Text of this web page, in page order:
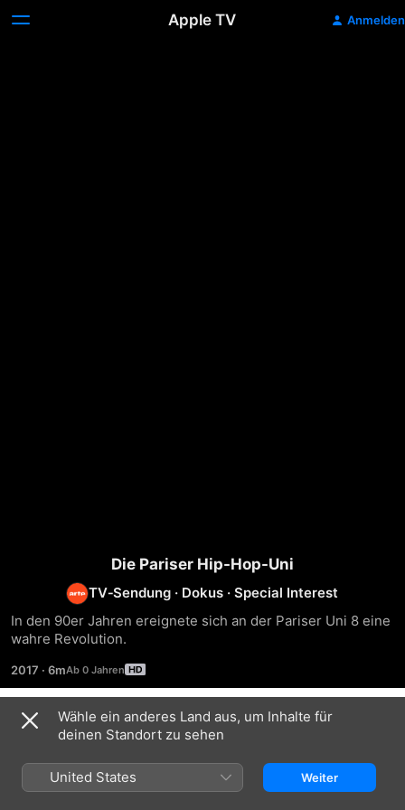
Apple TV Anmelden
Die Pariser Hip-Hop-Uni
TV‑Sendung · Dokus ·Special Interest
In den 90er Jahren ereignete sich an der Pariser Uni 8 eine
wahre Revolution.
2017 · 6m
Staffel 1
Wähle ein anderes Land aus, um Inhalte für
deinen Standort zu sehen
United States Weiter